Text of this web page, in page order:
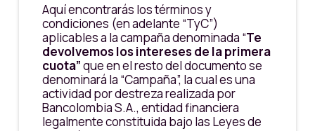
Aquí encontrarás los términos y
condiciones (en adelante “TyC”)
aplicables a la campaña denominada “Te
devolvemos los intereses de la primera
cuota”que en el resto del documento se
denominará la “Campaña”, la cual es una
actividad por destreza realizada por
Bancolombia S.A., entidad financiera
legalmente constituida bajo las Leyes de